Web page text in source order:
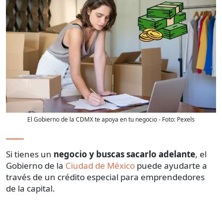
El Gobierno de la CDMX te apoya en tu negocio- Foto: Pexels
Si tienes un negocio y buscas sacarlo adelante, el
Gobierno de la Ciudad de México puede ayudarte a
través de un crédito especial para emprendedores
de la capital.